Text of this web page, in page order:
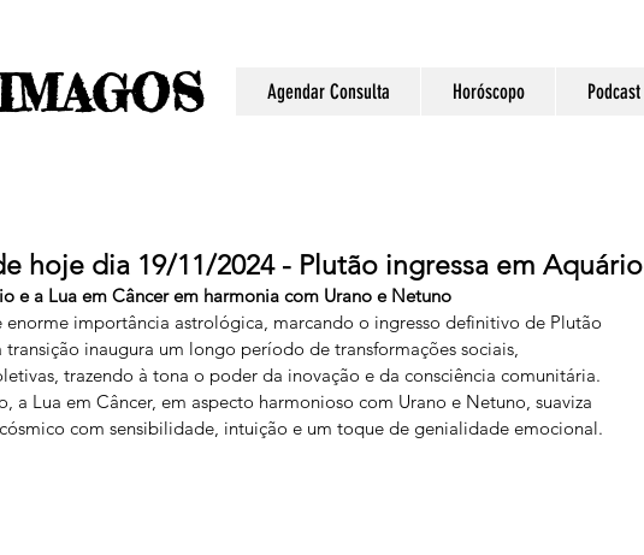
S Agendar Consulta Horóscopo Podcast
hoje dia 19/11/2024 - Plutão ingressa em Aquário
e a Lua em Câncer em harmonia com Urano e Netuno
enorme importância astrológica, marcando o ingresso definitivo de Plutão
transição inaugura um longo período de transformações sociais,
trazendo à tona o poder da inovação e da consciência comunitária.
a Lua em Câncer, em aspecto harmonioso com Urano e Netuno, suaviza
com sensibilidade, intuição e um toque de genialidade emocional.